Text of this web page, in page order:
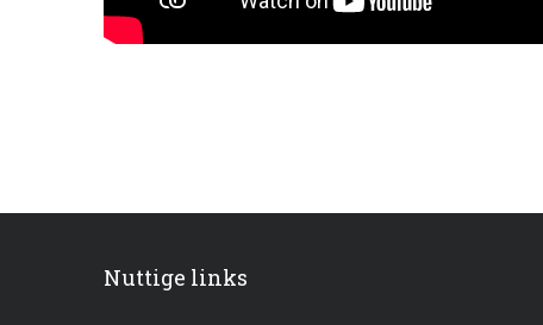
Nuttige links